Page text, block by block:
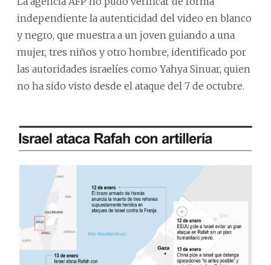
independiente la autenticidad del video en blanco
y negro, que muestra a un joven guiando a una
mujer, tres niños y otro hombre, identificado por
las autoridades israelíes como Yahya Sinuar, quien
no ha sido visto desde el ataque del 7 de octubre.